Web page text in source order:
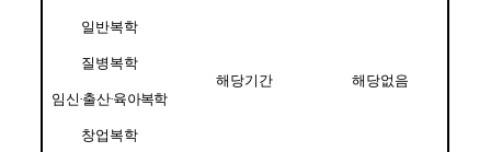
일반복학
해당기간 해당없음
질병복학
임신·출산·육아복학
창업복학